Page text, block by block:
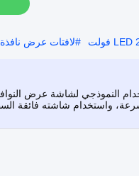
#لافتات عرض نافذة LED 6000mcd